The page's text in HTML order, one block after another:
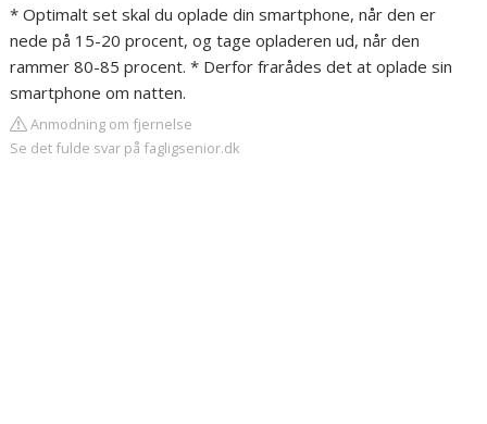
* Optimalt set skal du oplade din smartphone, når den er
nede på 15-20 procent, og tage opladeren ud, når den
rammer 80-85 procent. * Derfor frarådes det at oplade sin
smartphone om natten.
Anmodning om fjernelse
Se det fulde svar på fagligsenior.dk